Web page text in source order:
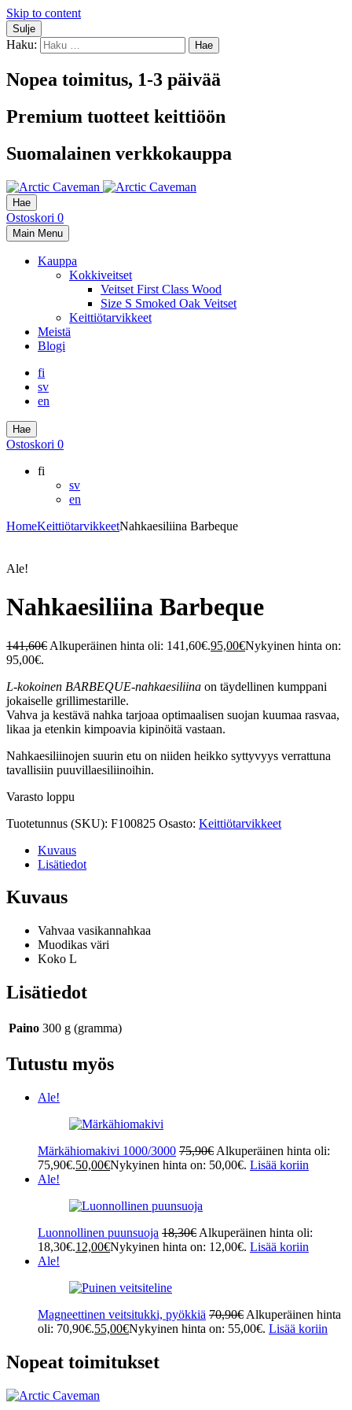
Skip to content
Sulje
Haku:
Nopea toimitus, 1-3 päivää
Premium tuotteet keittiöön
Suomalainen verkkokauppa
Hae
Ostoskori 0
Main Menu
Kauppa
Kokkiveitset
Veitset First Class Wood
Size S Smoked Oak Veitset
Keittiötarvikkeet
Meistä
Blogi
fi
sv
en
Hae
Ostoskori 0
fi
sv
en
HomeKeittiötarvikkeetNahkaesiliina Barbeque
Ale!
Nahkaesiliina Barbeque
141,60€ Alkuperäinen hinta oli: 141,60€.95,00€Nykyinen hinta on:
95,00€.
L-kokoinen BARBEQUE-nahkaesiliina on täydellinen kumppani
jokaiselle grillimestarille.
Vahva ja kestävä nahka tarjoaa optimaalisen suojan kuumaa rasvaa,
likaa ja etenkin kimpoavia kipinöitä vastaan.
Nahkaesiliinojen suurin etu on niiden heikko syttyvyys verrattuna
tavallisiin puuvillaesiliinoihin.
Varasto loppu
Tuotetunnus (SKU): F100825 Osasto: Keittiötarvikkeet
Kuvaus
Lisätiedot
Kuvaus
Vahvaa vasikannahkaa
Muodikas väri
Koko L
Lisätiedot
Paino 300 g (gramma)
Tutustu myös
Ale!
Märkähiomakivi 1000/3000 75,90€ Alkuperäinen hinta oli:
75,90€.50,00€Nykyinen hinta on: 50,00€. Lisää koriin
Ale!
Luonnollinen puunsuoja 18,30€ Alkuperäinen hinta oli:
18,30€.12,00€Nykyinen hinta on: 12,00€. Lisää koriin
Ale!
Magneettinen veitsitukki, pyökkiä 70,90€ Alkuperäinen hinta
oli: 70,90€.55,00€Nykyinen hinta on: 55,00€. Lisää koriin
Nopeat toimitukset